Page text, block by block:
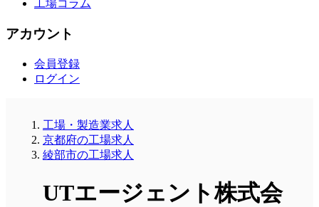
工場コラム
アカウント
会員登録
ログイン
工場・製造業求人
京都府の工場求人
綾部市の工場求人
UTエージェント株式会